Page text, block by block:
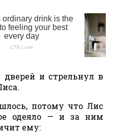
и стрельнул в
потому что Лис
одеяло — и за ним
ему: